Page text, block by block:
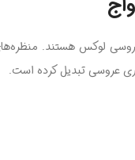
لوکس هستند.
عروسی تبدیل کرده است.